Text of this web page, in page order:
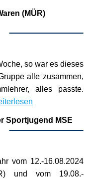
(MÜR)
so war es dieses
alle zusammen,
alles passte.
Sportjugend MSE
vom 12.-16.08.2024
und vom 19.08.-